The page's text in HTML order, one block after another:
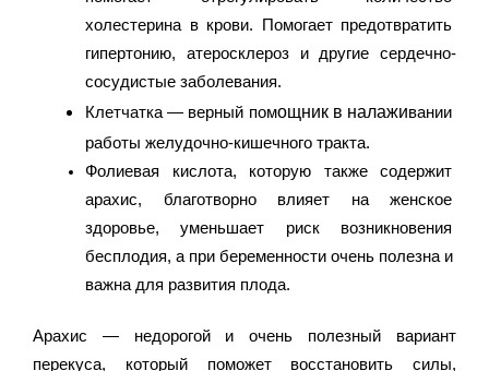
холестерина в крови. Помогает предотвратить
гипертонию, атеросклероз и другие сердечно-
сосудистые заболевания.
Клетчатка — верный помощник в налаживании
работы желудочно-кишечного тракта.
Фолиевая кислота, которую также содержит
арахис, благотворно влияет на женское
здоровье, уменьшает риск возникновения
бесплодия, а при беременности очень полезна и
важна для развития плода.
Арахис — недорогой и очень полезный вариант
перекуса, который поможет восстановить силы,